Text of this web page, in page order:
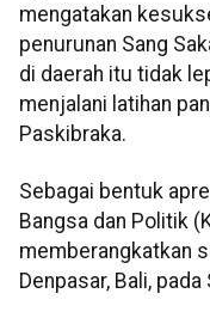
mengatakan
penurunan Sang
di daerah itu tidak
menjalani latihan
Paskibraka.
Sebagai bentuk
Bangsa dan Politik
memberangkatkan
Denpasar, Bali,